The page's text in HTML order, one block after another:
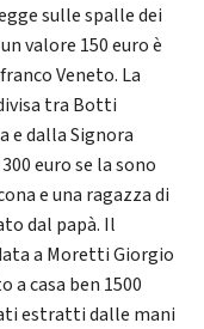
sulle spalle dei
valore 150 euro è
Veneto. La
tra Botti
e dalla Signora
euro se la sono
e una ragazza di
dal papà. Il
a Moretti Giorgio
casa ben 1500
estratti dalle mani